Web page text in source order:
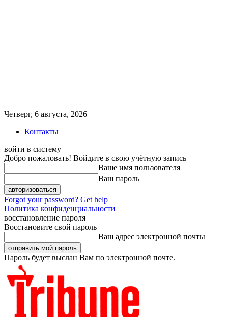
Четверг, 6 августа, 2026
Контакты
войти в систему
Добро пожаловать! Войдите в свою учётную запись
Ваше имя пользователя
Ваш пароль
Forgot your password? Get help
Политика конфиденциальности
восстановление пароля
Восстановите свой пароль
Ваш адрес электронной почты
Пароль будет выслан Вам по электронной почте.